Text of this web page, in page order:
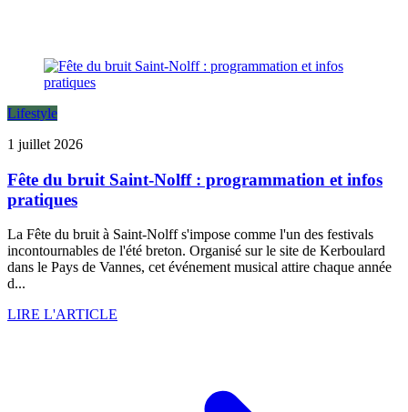
Lifestyle
1 juillet 2026
Fête du bruit Saint-Nolff : programmation et infos
pratiques
La Fête du bruit à Saint-Nolff s'impose comme l'un des festivals
incontournables de l'été breton. Organisé sur le site de Kerboulard
dans le Pays de Vannes, cet événement musical attire chaque année
d...
LIRE L'ARTICLE